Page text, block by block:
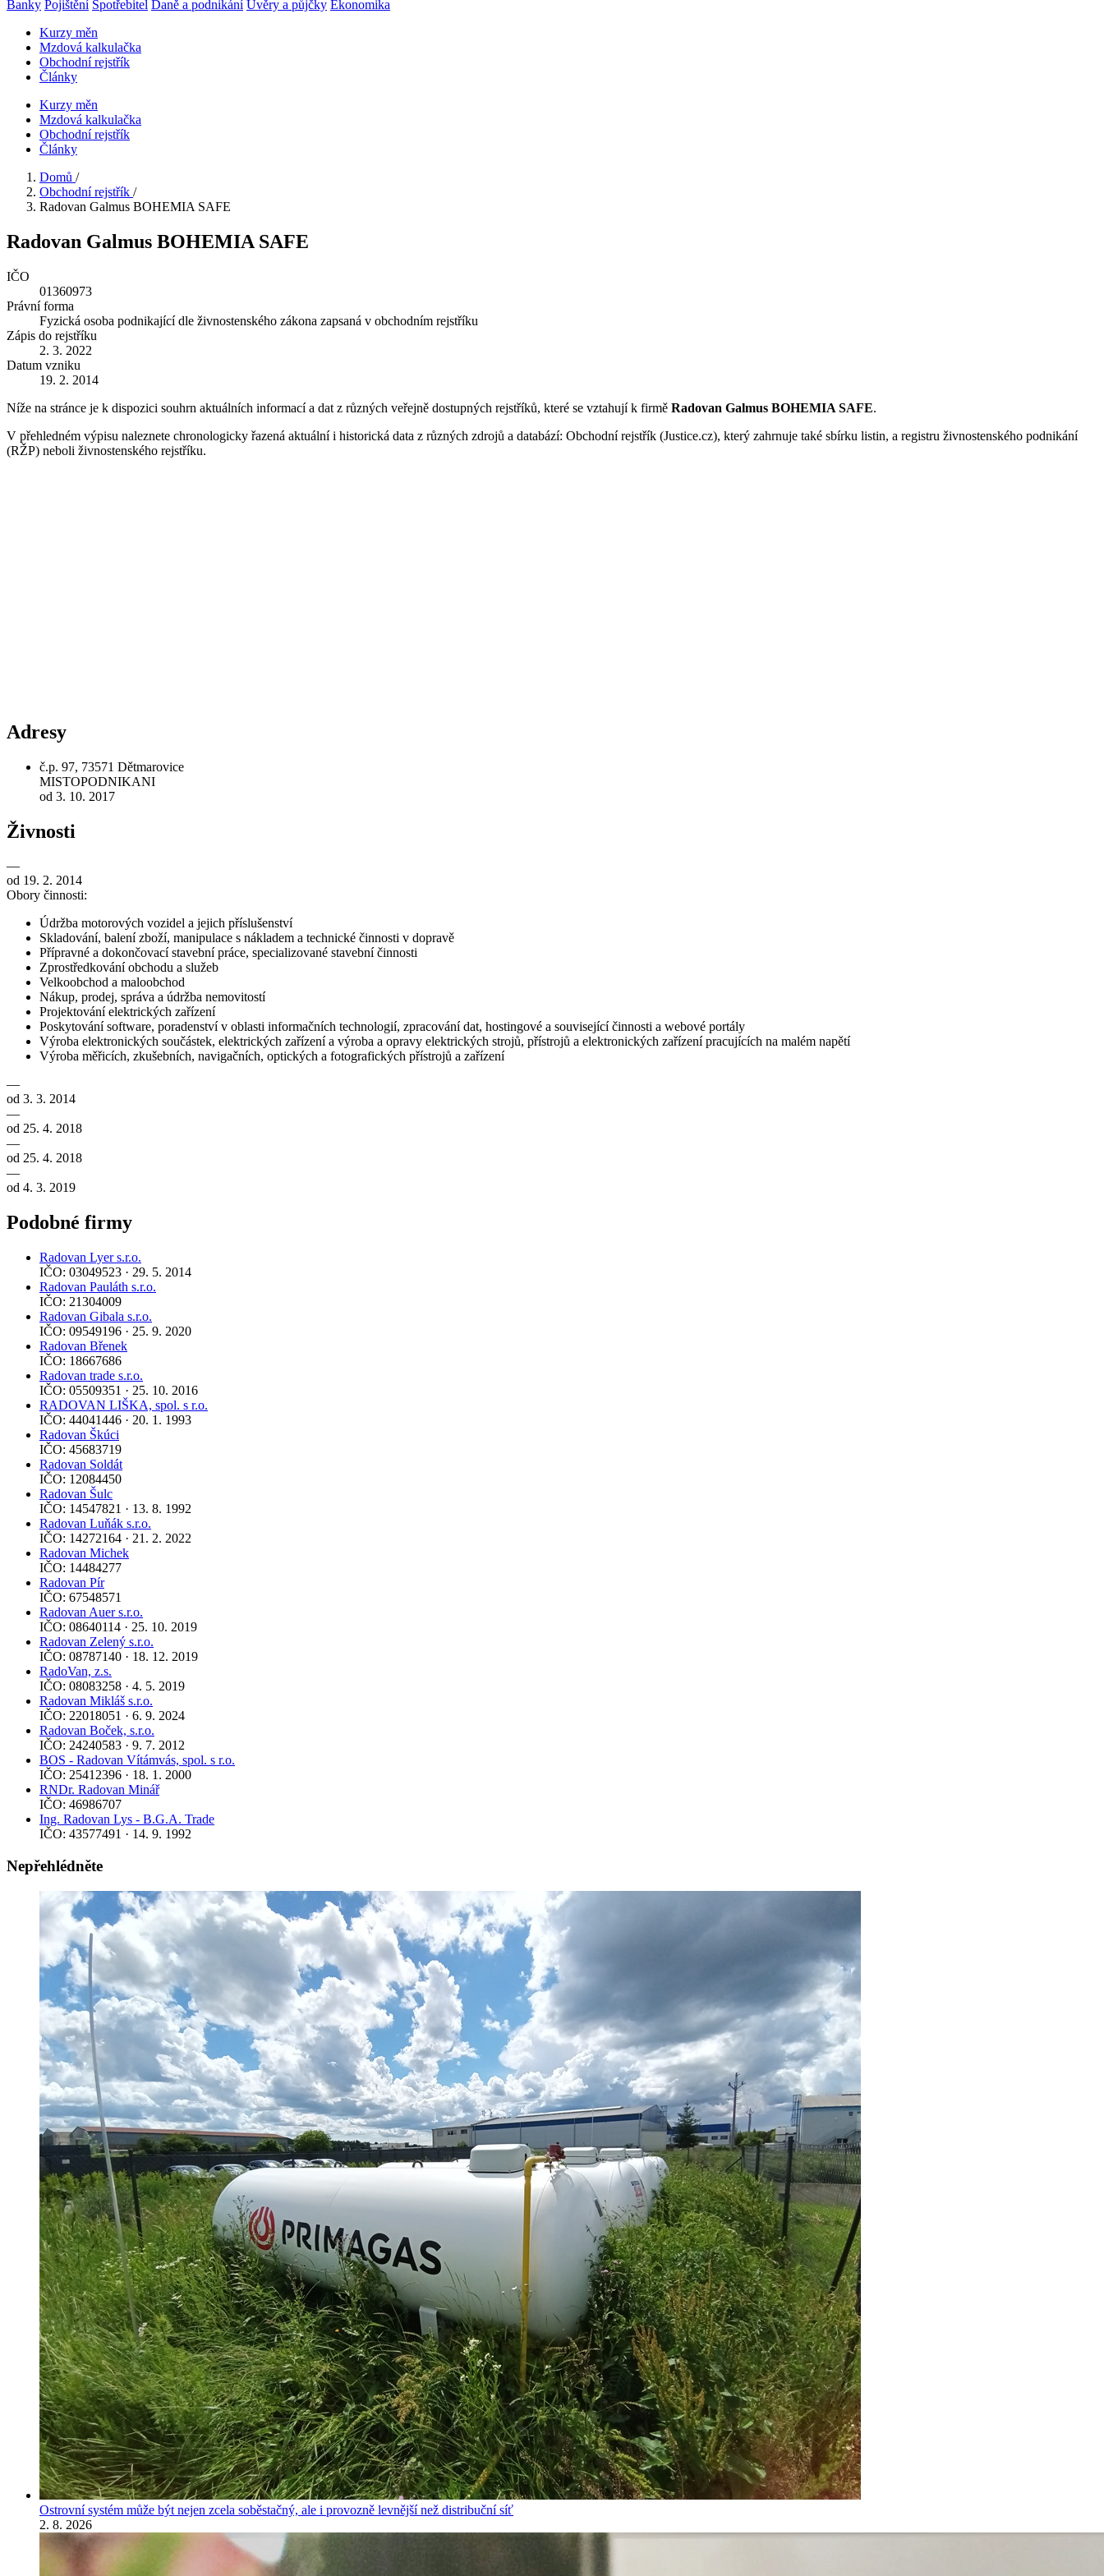
Banky Pojištění Spotřebitel Daně a podnikání Úvěry a půjčky Ekonomika
Kurzy měn
Mzdová kalkulačka
Obchodní rejstřík
Články
Kurzy měn
Mzdová kalkulačka
Obchodní rejstřík
Články
Domů /
Obchodní rejstřík /
Radovan Galmus BOHEMIA SAFE
Radovan Galmus BOHEMIA SAFE
IČO
01360973
Právní forma
Fyzická osoba podnikající dle živnostenského zákona zapsaná v obchodním rejstříku
Zápis do rejstříku
2. 3. 2022
Datum vzniku
19. 2. 2014
Níže na stránce je k dispozici souhrn aktuálních informací a dat z různých veřejně dostupných rejstříků, které se vztahují k firmě Radovan Galmus BOHEMIA SAFE.
V přehledném výpisu naleznete chronologicky řazená aktuální i historická data z různých zdrojů a databází: Obchodní rejstřík (Justice.cz), který zahrnuje také sbírku listin, a registru živnostenského podnikání
(RŽP) neboli živnostenského rejstříku.
Adresy
č.p. 97, 73571 Dětmarovice
MISTOPODNIKANI
od 3. 10. 2017
Živnosti
—
od 19. 2. 2014
Obory činnosti:
Údržba motorových vozidel a jejich příslušenství
Skladování, balení zboží, manipulace s nákladem a technické činnosti v dopravě
Přípravné a dokončovací stavební práce, specializované stavební činnosti
Zprostředkování obchodu a služeb
Velkoobchod a maloobchod
Nákup, prodej, správa a údržba nemovitostí
Projektování elektrických zařízení
Poskytování software, poradenství v oblasti informačních technologií, zpracování dat, hostingové a související činnosti a webové portály
Výroba elektronických součástek, elektrických zařízení a výroba a opravy elektrických strojů, přístrojů a elektronických zařízení pracujících na malém napětí
Výroba měřicích, zkušebních, navigačních, optických a fotografických přístrojů a zařízení
—
od 3. 3. 2014
—
od 25. 4. 2018
—
od 25. 4. 2018
—
od 4. 3. 2019
Podobné firmy
Radovan Lyer s.r.o.
IČO: 03049523 · 29. 5. 2014
Radovan Pauláth s.r.o.
IČO: 21304009
Radovan Gibala s.r.o.
IČO: 09549196 · 25. 9. 2020
Radovan Břenek
IČO: 18667686
Radovan trade s.r.o.
IČO: 05509351 · 25. 10. 2016
RADOVAN LIŠKA, spol. s r.o.
IČO: 44041446 · 20. 1. 1993
Radovan Škúci
IČO: 45683719
Radovan Soldát
IČO: 12084450
Radovan Šulc
IČO: 14547821 · 13. 8. 1992
Radovan Luňák s.r.o.
IČO: 14272164 · 21. 2. 2022
Radovan Michek
IČO: 14484277
Radovan Pír
IČO: 67548571
Radovan Auer s.r.o.
IČO: 08640114 · 25. 10. 2019
Radovan Zelený s.r.o.
IČO: 08787140 · 18. 12. 2019
RadoVan, z.s.
IČO: 08083258 · 4. 5. 2019
Radovan Mikláš s.r.o.
IČO: 22018051 · 6. 9. 2024
Radovan Boček, s.r.o.
IČO: 24240583 · 9. 7. 2012
BOS - Radovan Vítámvás, spol. s r.o.
IČO: 25412396 · 18. 1. 2000
RNDr. Radovan Minář
IČO: 46986707
Ing. Radovan Lys - B.G.A. Trade
IČO: 43577491 · 14. 9. 1992
Nepřehlédněte
Ostrovní systém může být nejen zcela soběstačný, ale i provozně levnější než distribuční síť
2. 8. 2026